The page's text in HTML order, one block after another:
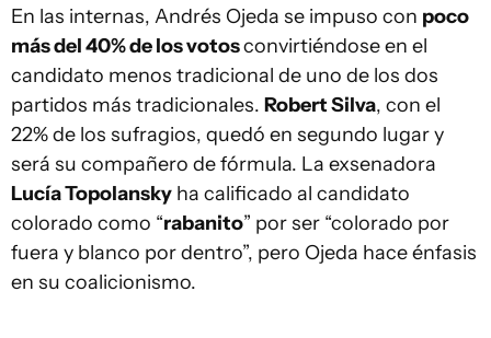
En las internas, Andrés Ojeda se impuso con poco
más del 40% de los votosconvirtiéndose en el
candidato menos tradicional de uno de los dos
partidos más tradicionales. Robert Silva, con el
22% de los sufragios, quedó en segundo lugar y
será su compañero de fórmula. La exsenadora
Lucía Topolansky ha calificado al candidato
colorado como “rabanito” por ser “colorado por
fuera y blanco por dentro”, pero Ojeda hace énfasis
en su coalicionismo.